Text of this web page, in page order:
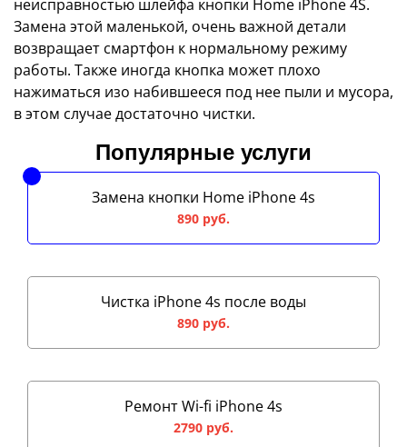
неисправностью шлейфа кнопки Home iPhone 4S.
Замена этой маленькой, очень важной детали
возвращает смартфон к нормальному режиму
работы. Также иногда кнопка может плохо
нажиматься изо набившееся под нее пыли и мусора,
в этом случае достаточно чистки.
Популярные услуги
Замена кнопки Home iPhone 4s
890 руб.
Чистка iPhone 4s после воды
890 руб.
Ремонт Wi-fi iPhone 4s
2790 руб.